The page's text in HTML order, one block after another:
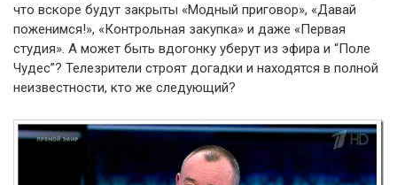
что вскоре будут закрыты «Модный приговор», «Давай
поженимся!», «Контрольная закупка» и даже «Первая
студия». А может быть вдогонку уберут из эфира и “Поле
Чудес”? Телезрители строят догадки и находятся в полной
неизвестности, кто же следующий?